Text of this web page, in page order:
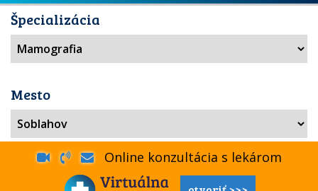
Špecializácia
Mesto
Online konzultácia s lekárom